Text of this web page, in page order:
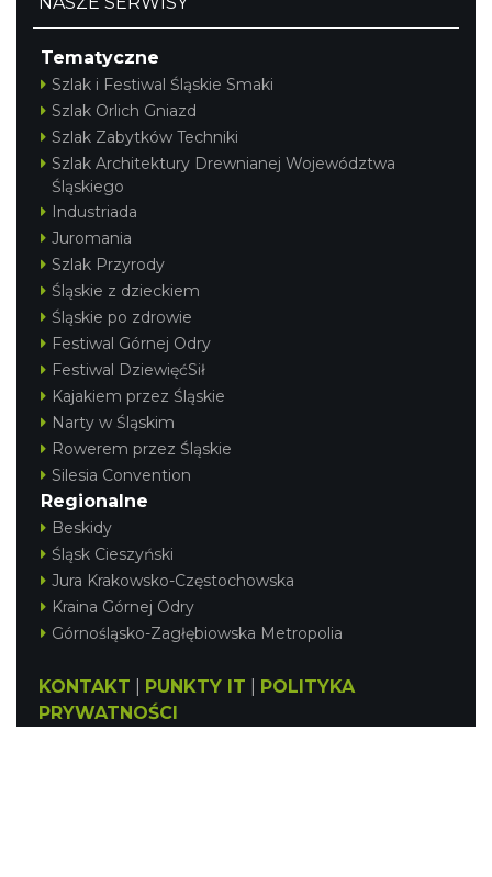
Tematyczne
Szlak i Festiwal Śląskie Smaki
Szlak Orlich Gniazd
Szlak Zabytków Techniki
Szlak Architektury Drewnianej Województwa
Śląskiego
Industriada
Juromania
Szlak Przyrody
Śląskie z dzieckiem
Śląskie po zdrowie
Festiwal Górnej Odry
Festiwal DziewięćSił
Kajakiem przez Śląskie
Narty w Śląskim
Rowerem przez Śląskie
Silesia Convention
Regionalne
Beskidy
Śląsk Cieszyński
Jura Krakowsko-Częstochowska
Kraina Górnej Odry
Górnośląsko-Zagłębiowska Metropolia
KONTAKT PUNKTY IT
POLITYKA
PRYWATNOŚCI